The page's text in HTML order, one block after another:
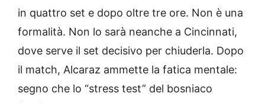
in quattro set e dopo oltre tre ore. Non è una
formalità. Non lo sarà neanche a Cincinnati,
dove serve il set decisivo per chiuderla. Dopo
il match, Alcaraz ammette la fatica mentale:
segno che lo “stress test” del bosniaco